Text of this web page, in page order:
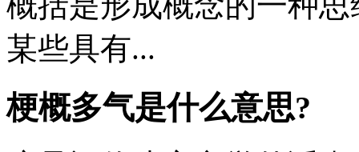
某些具有...
梗概多气是什么意思?